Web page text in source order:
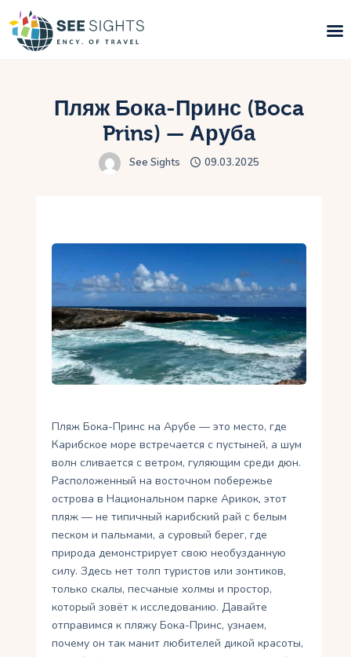
Горящие туры
Типы Туров
Инфо
Блог
Контакты
Укр
Пляж Бока-Принс (Boca
Prins) — Аруба
See Sights 09.03.2025
Пляж Бока-Принс на Арубе — это место, где
Карибское море встречается с пустыней, а шум
волн сливается с ветром, гуляющим среди дюн.
Расположенный на восточном побережье
острова в Национальном парке Арикок, этот
пляж — не типичный карибский рай с белым
песком и пальмами, а суровый берег, где
природа демонстрирует свою необузданную
силу. Здесь нет толп туристов или зонтиков,
только скалы, песчаные холмы и простор,
который зовёт к исследованию. Давайте
отправимся к пляжу Бока-Принс, узнаем,
почему он так манит любителей дикой красоты,